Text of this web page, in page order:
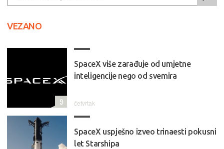
VEZANO
SpaceX više zarađuje od umjetne
inteligencije nego od svemira
četvrtak
9
SpaceX uspješno izveo trinaesti pokusni
let Starshipa